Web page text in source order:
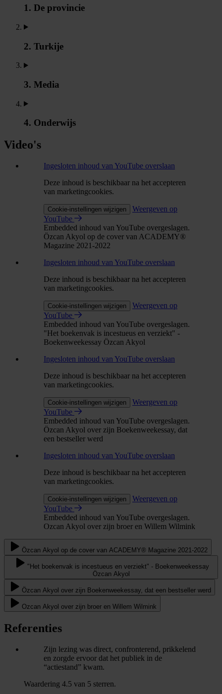
1. De provincie
2. Turkije
3. Media
4. Onderwijs
Video's
Ingesloten inhoud van YouTube overslaan
Deze inhoud is beschikbaar na het accepteren
van marketingcookies.
Cookie-instellingen wijzigen
Weergeven op
YouTube
Embedded inhoud van YouTube overgeslagen.
Özcan Akyol op de cover van ACADEMY®
Magazine 2021-2022
Ingesloten inhoud van YouTube overslaan
Deze inhoud is beschikbaar na het accepteren
van marketingcookies.
Cookie-instellingen wijzigen
Weergeven op
YouTube
Embedded inhoud van YouTube overgeslagen.
"Het boekenvak is incestueus en verziekt" -
Boekenweekessay Özcan Akyol
Ingesloten inhoud van YouTube overslaan
Deze inhoud is beschikbaar na het accepteren
van marketingcookies.
Cookie-instellingen wijzigen
Weergeven op
YouTube
Embedded inhoud van YouTube overgeslagen.
Özcan Akyol over zijn Boekenweekessay, dat
een bestseller werd
Ingesloten inhoud van YouTube overslaan
Deze inhoud is beschikbaar na het accepteren
van marketingcookies.
Cookie-instellingen wijzigen
Weergeven op
YouTube
Embedded inhoud van YouTube overgeslagen.
Ozcan Akyol over zijn broer en Willem Wilmink
Özcan Akyol op de cover van ACADEMY® Magazine 2021-2022
"Het boekenvak is incestueus en verziekt" - Boekenweekessay
Özcan Akyol
Özcan Akyol over zijn Boekenweekessay, dat een bestseller werd
Ozcan Akyol over zijn broer en Willem Wilmink
Referenties
Zijn lezing was direct, confronterend, prikkelend
en zorgde ervoor dat het publiek in de
“actiestand” kwam.
Waardering 4.5 van 5 sterren.